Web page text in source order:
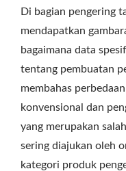
Di bagian pengering
mendapatkan
bagaimana data
tentang pembuatan
membahas
konvensional dan
yang merupakan
sering diajukan oleh
kategori produk